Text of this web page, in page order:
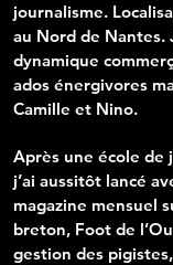
journalisme.
au Nord de Nantes.
dynamique
ados énergivores
Camille et Nino.
Après une école de
j’ai aussitôt lancé
magazine mensuel
breton, Foot de
gestion des